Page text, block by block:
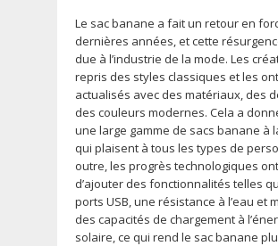
Le sac banane a fait un retour en
dernières années, et cette
due à l’industrie de la mode. Les
repris des styles classiques et les ont
actualisés avec des matériaux, des
des couleurs modernes. Cela a
une large gamme de sacs banane à
qui plaisent à tous les types de
outre, les progrès technologiques
d’ajouter des fonctionnalités telles
ports USB, une résistance à l’eau et
des capacités de chargement à
solaire, ce qui rend le sac banane